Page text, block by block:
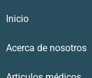
Inicio
Acerca de nosotros